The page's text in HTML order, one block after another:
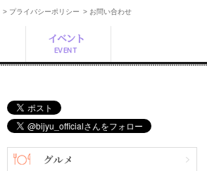
> プライバシーポリシー > お問い合わせ